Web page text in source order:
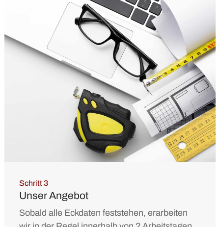
Schritt 3
Unser Angebot
Sobald alle Eckdaten feststehen, erarbeiten